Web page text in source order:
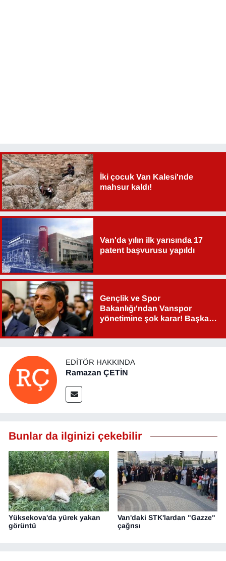
İki çocuk Van Kalesi'nde
mahsur kaldı!
Van'da yılın ilk yarısında 17
patent başvurusu yapıldı
Gençlik ve Spor
Bakanlığı'ndan Vanspor
yönetimine şok karar! Başkan
EDITÖR HAKKINDA
Ramazan ÇETİN
Bunlar da ilginizi çekebilir
Yüksekova'da yürek yakan
görüntü
Van'daki STK'lardan "Gazze"
çağrısı